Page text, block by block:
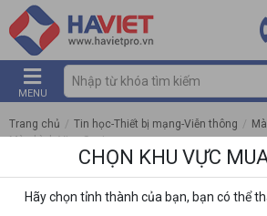
MENU
Trang chủ / Tin học-Thiết bị mạng-Viễn thông /
Màn hình ViewSonic
CHỌN KHU VỰC
Hãy chọn tỉnh thành của bạn, bạn có thể